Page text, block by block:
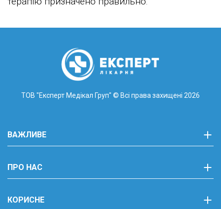
ТОВ "Експерт Медікал Груп" © Всі права захищені 2026
ВАЖЛИВЕ
ПРО НАС
КОРИСНЕ